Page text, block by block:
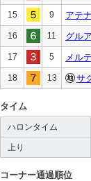
15 9 アテ
16 11 グル
17 5 メル
18 13 サ
タイム
ハロンタイム
上り
コーナー通過順位